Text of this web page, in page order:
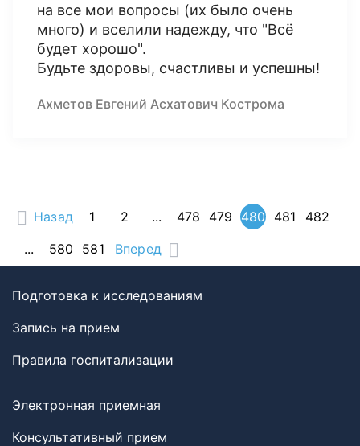
на все мои вопросы (их было очень
много) и вселили надежду, что "Всё
будет хорошо".
Будьте здоровы, счастливы и успешны!
Ахметов Евгений Асхатович Кострома
Назад 1 2 ... 478 479 480 481
482
...
580 581 Вперед
Подготовка к исследованиям
Запись на прием
Правила госпитализации
Электронная приемная
Консультативный прием